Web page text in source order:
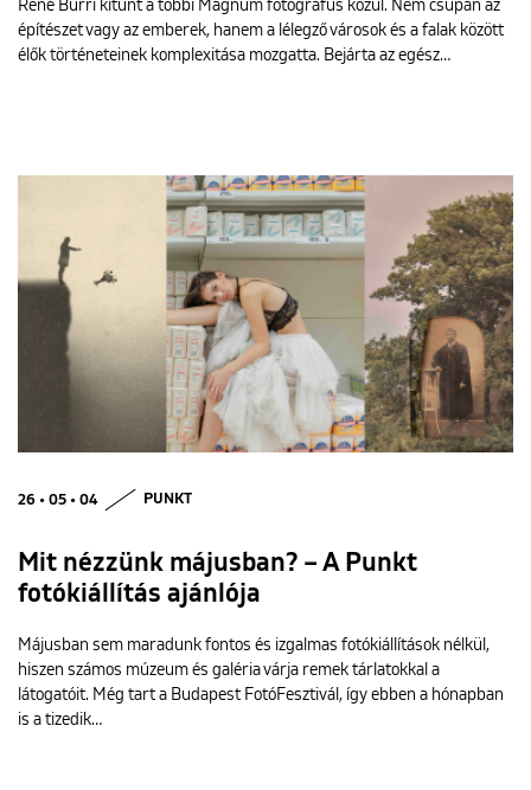
René Burri kitűnt a többi Magnum fotográfus közül. Nem csupán az
építészet vagy az emberek, hanem a lélegző városok és a falak között
élők történeteinek komplexitása mozgatta. Bejárta az egész…
26 • 05 • 04 PUNKT
Mit nézzünk májusban? – A Punkt
fotókiállítás ajánlója
Májusban sem maradunk fontos és izgalmas fotókiállítások nélkül,
hiszen számos múzeum és galéria várja remek tárlatokkal a
látogatóit. Még tart a Budapest FotóFesztivál, így ebben a hónapban
is a tizedik…